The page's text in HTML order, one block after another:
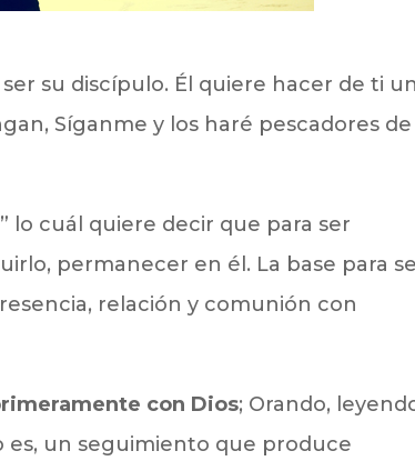
su discípulo. Él quiere hacer de ti
Síganme y los haré pescadores de
lo cuál quiere decir que para ser
permanecer en él. La base para
relación y comunión con
con Dios; Orando,
es, un seguimiento que produce